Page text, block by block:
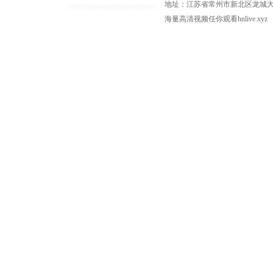
地址：江苏省常州市新北区龙城
海量高清视频任你观看hnlive.xyz